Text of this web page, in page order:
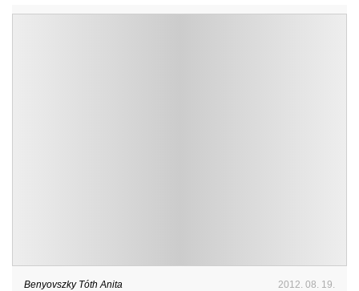
Benyovszky Tóth Anita 2012. 08. 19.